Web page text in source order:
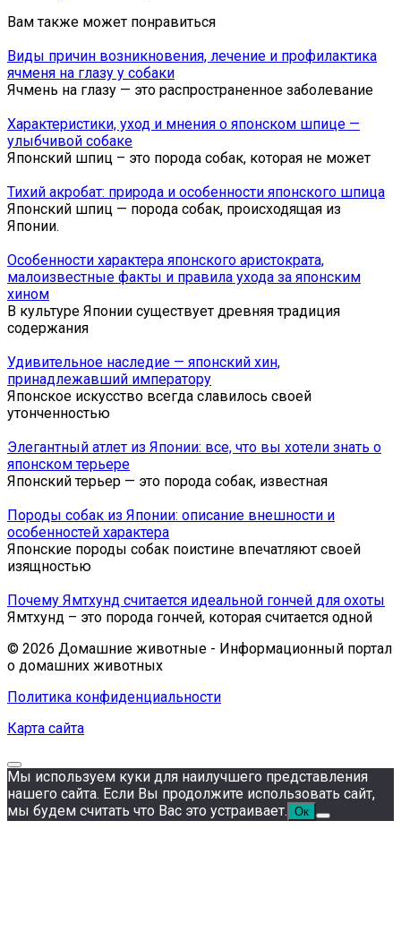
Вам также может понравиться
Виды причин возникновения, лечение и профилактика
ячменя на глазу у собаки
Ячмень на глазу — это распространенное заболевание
Характеристики, уход и мнения о японском шпице —
улыбчивой собаке
Японский шпиц – это порода собак, которая не может
Тихий акробат: природа и особенности японского шпица
Японский шпиц — порода собак, происходящая из
Японии.
Особенности характера японского аристократа,
малоизвестные факты и правила ухода за японским
хином
В культуре Японии существует древняя традиция
содержания
Удивительное наследие — японский хин,
принадлежавший императору
Японское искусство всегда славилось своей
утонченностью
Элегантный атлет из Японии: все, что вы хотели знать о
японском терьере
Японский терьер — это порода собак, известная
Породы собак из Японии: описание внешности и
особенностей характера
Японские породы собак поистине впечатляют своей
изящностью
Почему Ямтхунд считается идеальной гончей для охоты
Ямтхунд – это порода гончей, которая считается одной
© 2026 Домашние животные - Информационный портал
о домашних животных
Политика конфиденциальности
Карта сайта
Мы используем куки для наилучшего представления
нашего сайта. Если Вы продолжите использовать сайт,
мы будем считать что Вас это устраивает. Ок